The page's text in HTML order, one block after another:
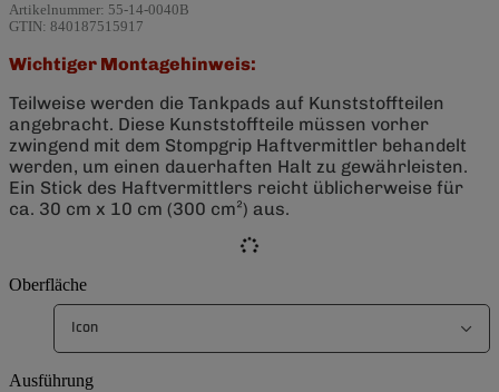
Artikelnummer: 55-14-0040B
GTIN: 840187515917
Wichtiger Montagehinweis:
Teilweise werden die Tankpads auf Kunststoffteilen
angebracht. Diese Kunststoffteile müssen vorher
zwingend mit dem Stompgrip Haftvermittler behandelt
werden, um einen dauerhaften Halt zu gewährleisten.
Ein Stick des Haftvermittlers reicht üblicherweise für
ca. 30 cm x 10 cm (300 cm²) aus.
Oberfläche
Icon
Ausführung